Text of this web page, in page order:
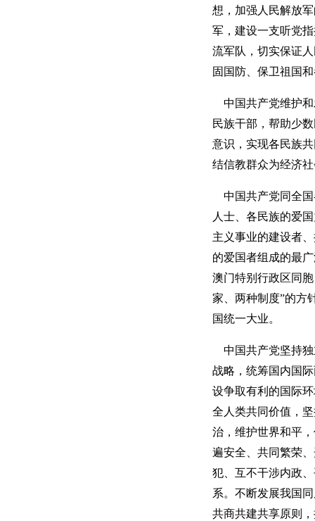
想，加强人民解放
军，建设一支听党
流军队，切实保证
固国防、保卫祖国
中国共产党维护和
民族干部，帮助少
意识，实现各民族
结信教群众为经济
中国共产党同全国
人士、各民族的爱
主义事业的建设者
的爱国者组成的最
澳门特别行政区同
家、两种制度”的方
国统一大业。
中国共产党坚持独
战略，统筹国内国
设争取有利的国际
全人类共同价值，
治，维护世界和平
遍安全、共同繁荣
犯、互不干涉内政
系。不断发展我国
共商共建共享原则